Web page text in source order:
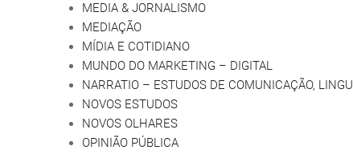
MEDIA & JORNALISMO
MEDIAÇÃO
MÍDIA E COTIDIANO
MUNDO DO MARKETING – DIGITAL
NARRATIO – ESTUDOS DE COMUNICAÇÃO,
NOVOS ESTUDOS
NOVOS OLHARES
OPINIÃO PÚBLICA